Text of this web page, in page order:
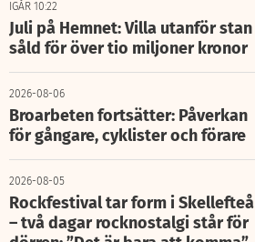
IGÅR 10:22
Juli på Hemnet: Villa utanför stan
såld för över tio miljoner kronor
2026-08-06
Broarbeten fortsätter: Påverkan
för gångare, cyklister och förare
2026-08-05
Rockfestival tar form i Skellefteå
– två dagar rocknostalgi står för